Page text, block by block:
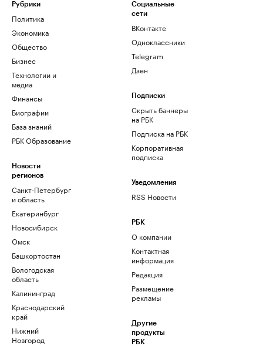
Рубрики
Политика
Экономика
Общество
Бизнес
Технологии и
медиа
Финансы
Биографии
База знаний
РБК Образование
Новости
регионов
Санкт-Петербург
и область
Екатеринбург
Новосибирск
Омск
Башкортостан
Вологодская
область
Калининград
Краснодарский
край
Нижний
Новгород
Социальные
сети
ВКонтакте
Одноклассники
Telegram
Дзен
Подписки
Скрыть баннеры
на РБК
Подписка на РБК
Корпоративная
подписка
Уведомления
RSS Новости
РБК
О компании
Контактная
информация
Редакция
Размещение
рекламы
Другие
продукты
РБК